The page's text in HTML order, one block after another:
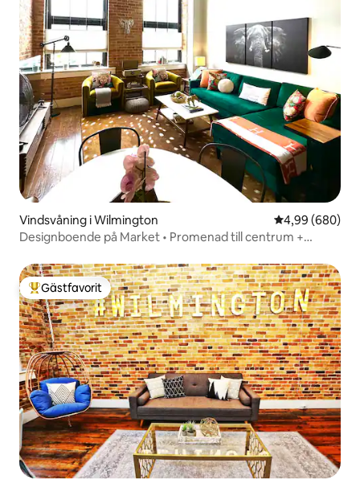
Vindsvåning i Wilmington 4,99 av 5 i
4,99 (680)
Designboende på Market • Promenad till centrum +
Populär gästfavorit
Gästfavorit